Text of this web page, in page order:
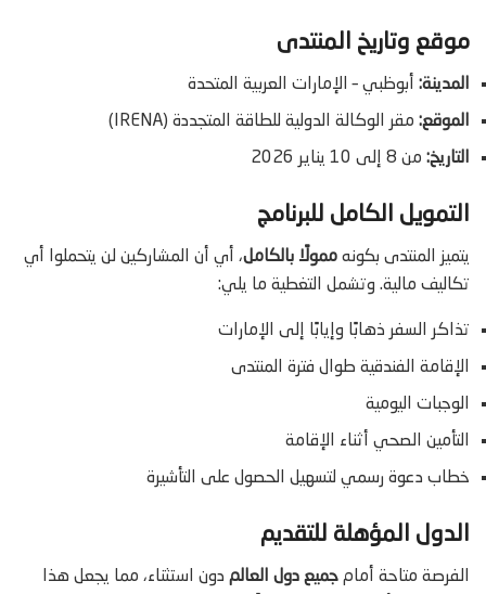
موقع وتاريخ المنتدى
المدينة: أبوظبي – الإمارات العربية المتحدة
الموقع: مقر الوكالة الدولية للطاقة المتجددة (IRENA)
التاريخ: من 8 إلى 10 يناير 2026
التمويل الكامل للبرنامج
يتميز المنتدى بكونه ممولًا بالكامل، أي أن المشاركين لن يتحملوا أي
تكاليف مالية. وتشمل التغطية ما يلي:
تذاكر السفر ذهابًا وإيابًا إلى الإمارات
الإقامة الفندقية طوال فترة المنتدى
الوجبات اليومية
التأمين الصحي أثناء الإقامة
خطاب دعوة رسمي لتسهيل الحصول على التأشيرة
الدول المؤهلة للتقديم
الفرصة متاحة أمام جميع دول العالم دون استثناء، مما يجعل هذا